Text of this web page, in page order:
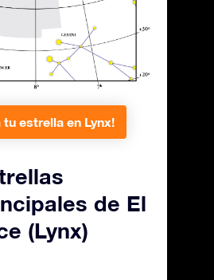
estrella en Lynx!
de El
(Lynx)